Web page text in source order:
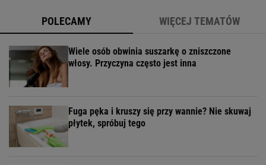
POLECAMY WIĘCEJ TEMATÓW
Wiele osób obwinia suszarkę o zniszczone
włosy. Przyczyna często jest inna
Fuga pęka i kruszy się przy wannie? Nie skuwaj
płytek, spróbuj tego